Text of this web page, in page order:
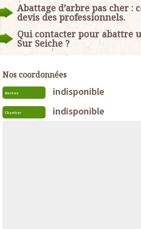
Abattage d’arbre pas cher :
devis des professionnels.
Qui contacter pour abattre
Sur Seiche ?
Nos coordonnées
Bureau indisponible
Chantier indisponible